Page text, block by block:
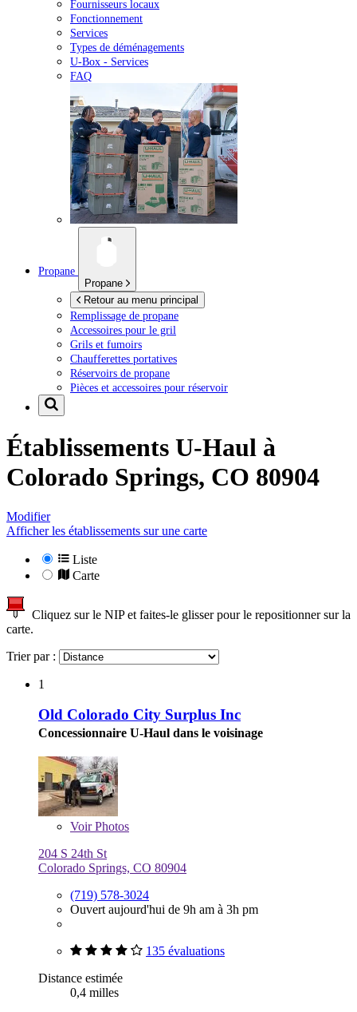
Fournisseurs locaux
Fonctionnement
Services
Types de déménagements
U-Box - Services
FAQ
Propane
Propane
Retour au menu principal
Remplissage de propane
Accessoires pour le gril
Grils et fumoirs
Chaufferettes portatives
Réservoirs de propane
Pièces et accessoires pour réservoir
Établissements U-Haul à
Colorado Springs, CO 80904
Modifier
Afficher les établissements sur une carte
Liste
Carte
Cliquez sur le NIP et faites-le glisser pour le repositionner sur la
carte.
Trier par :
1
Old Colorado City Surplus Inc
Concessionnaire U-Haul dans le voisinage
VoirPhotos
204 S 24th St
Colorado Springs, CO 80904
(719) 578-3024
Ouvert aujourd'hui de 9h am à 3h pm
135 évaluations
Distance estimée
0,4 milles